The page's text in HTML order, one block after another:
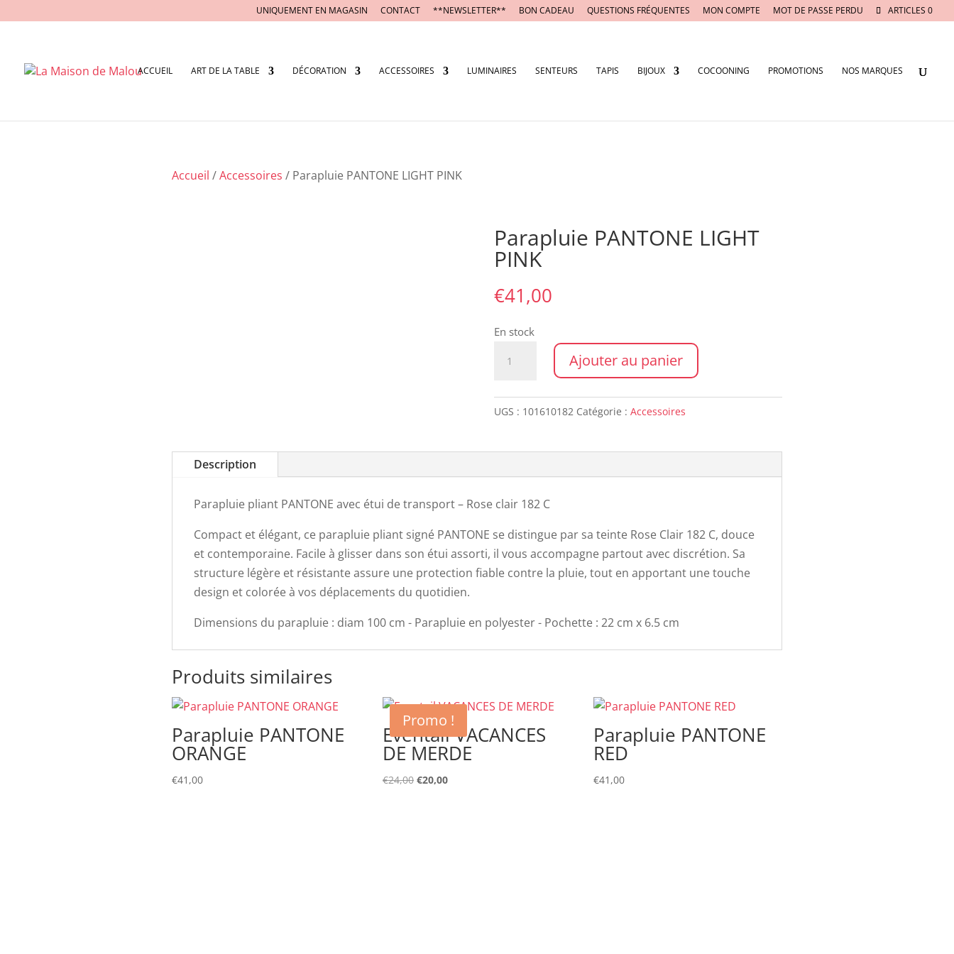
UNIQUEMENT EN MAGASIN CONTACT **NEWSLETTER** BON CADEAU QUESTIONS FRÉQUENTES MON COMPTE MOT DE PASSE PERDU ARTICLES 0
ACCUEIL ART DE LA TABLE DÉCORATION ACCESSOIRES LUMINAIRES SENTEURS TAPIS BIJOUX COCOONING PROMOTIONS NOS MARQUES
Accueil /Accessoires / Parapluie PANTONE LIGHT PINK
Parapluie PANTONE LIGHT
PINK
€41,00
En stock
PANTONE
Ajouter au panier
UGS : 101610182 Catégorie : Accessoires
Description
Parapluie pliant PANTONE avec étui de transport – Rose clair 182 C
Compact et élégant, ce parapluie pliant signé PANTONE se distingue par sa teinte Rose Clair 182 C, douce
et contemporaine. Facile à glisser dans son étui assorti, il vous accompagne partout avec discrétion. Sa
structure légère et résistante assure une protection fiable contre la pluie, tout en apportant une touche
design et colorée à vos déplacements du quotidien.
Dimensions du parapluie : diam 100 cm - Parapluie en polyester - Pochette : 22 cm x 6.5 cm
Produits similaires
Parapluie PANTONE
ORANGE
€41,00
Promo !
Eventail VACANCES
DE MERDE
€24,00 Le
€20,00Le
Parapluie PANTONE
RED
€41,00